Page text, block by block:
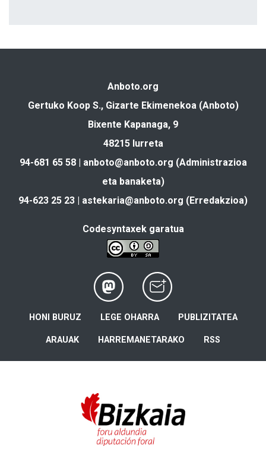
Anboto.org
Gertuko Koop S., Gizarte Ekimenekoa (Anboto)
Bixente Kapanaga, 9
48215 Iurreta
94-681 65 58 | anboto@anboto.org (Administrazioa
eta banaketa)
94-623 25 23 | astekaria@anboto.org (Erredakzioa)
Codesyntaxek garatua
HONI BURUZ LEGE OHARRA PUBLIZITATEA
ARAUAK HARREMANETARAKO RSS